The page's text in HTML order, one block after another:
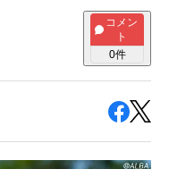
コメン
ト
0件